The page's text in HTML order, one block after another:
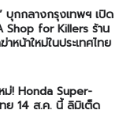
บุกกลางกรุงเทพฯ เปิด
Shop for Killers ร้าน
หน้าใหม่ในประเทศไทย
ม่! Honda Super-
ทย 14 ส.ค. นี้ ลิมิเต็ด